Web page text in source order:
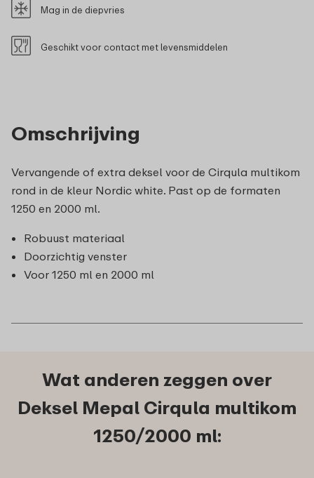
Omschrijving
Vervangende of extra deksel voor de Cirqula multikom
rond in de kleur Nordic white. Past op de formaten
1250 en 2000 ml.
Robuust materiaal
Doorzichtig venster
Voor 1250 ml en 2000 ml
Mag in de diepvries
Geschikt voor contact met levensmiddelen
Wat anderen zeggen over
Deksel Mepal Cirqula multikom
1250/2000 ml: